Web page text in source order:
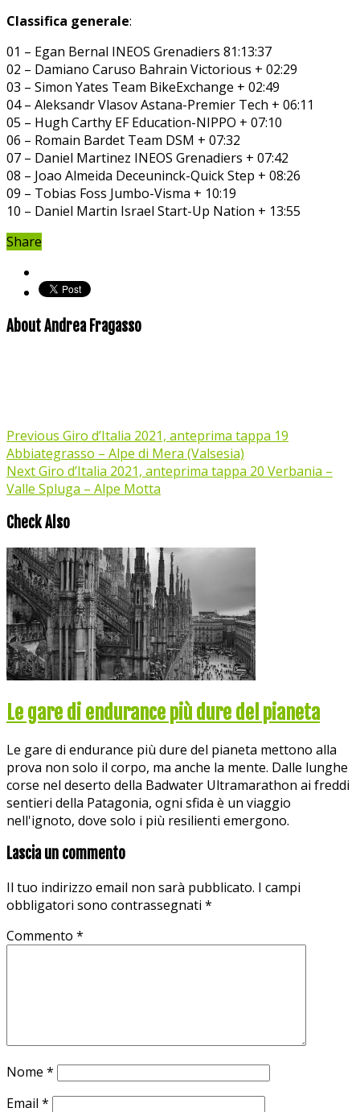
Classifica generale:
01 – Egan Bernal INEOS Grenadiers 81:13:37
02 – Damiano Caruso Bahrain Victorious + 02:29
03 – Simon Yates Team BikeExchange + 02:49
04 – Aleksandr Vlasov Astana-Premier Tech + 06:11
05 – Hugh Carthy EF Education-NIPPO + 07:10
06 – Romain Bardet Team DSM + 07:32
07 – Daniel Martinez INEOS Grenadiers + 07:42
08 – Joao Almeida Deceuninck-Quick Step + 08:26
09 – Tobias Foss Jumbo-Visma + 10:19
10 – Daniel Martin Israel Start-Up Nation + 13:55
Share
About Andrea Fragasso
Previous Giro d’Italia 2021, anteprima tappa 19
Abbiategrasso – Alpe di Mera (Valsesia)
NextGiro d’Italia 2021, anteprima tappa 20 Verbania –
Valle Spluga – Alpe Motta
Check Also
Le gare di endurance più dure del pianeta
Le gare di endurance più dure del pianeta mettono alla
prova non solo il corpo, ma anche la mente. Dalle lunghe
corse nel deserto della Badwater Ultramarathon ai freddi
sentieri della Patagonia, ogni sfida è un viaggio
nell'ignoto, dove solo i più resilienti emergono.
Lascia un commento
Il tuo indirizzo email non sarà pubblicato. I campi
obbligatori sono contrassegnati *
Commento *
Nome *
Email *